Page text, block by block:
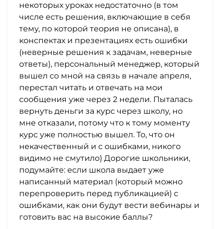
некоторых уроках недостаточно (в том
числе есть решения, включающие в себя
тему, по которой теория не описана), в
конспектах и презентациях есть ошибки
(неверные решения к задачам, неверные
ответы), персональный менеджер, который
вышел со мной на связь в начале апреля,
перестал читать и отвечать на мои
сообщения уже через 2 недели. Пыталась
вернуть деньги за курс через школу, но
мне отказали, потому что к тому моменту
курс уже полностью вышел. То, что он
некачественный и с ошибками, никого
видимо не смутило) Дорогие школьники,
подумайте: если школа выдает уже
написанный материал (который можно
перепроверить перед публикацией) с
ошибками, как они будут вести вебинары и
готовить вас на высокие баллы?